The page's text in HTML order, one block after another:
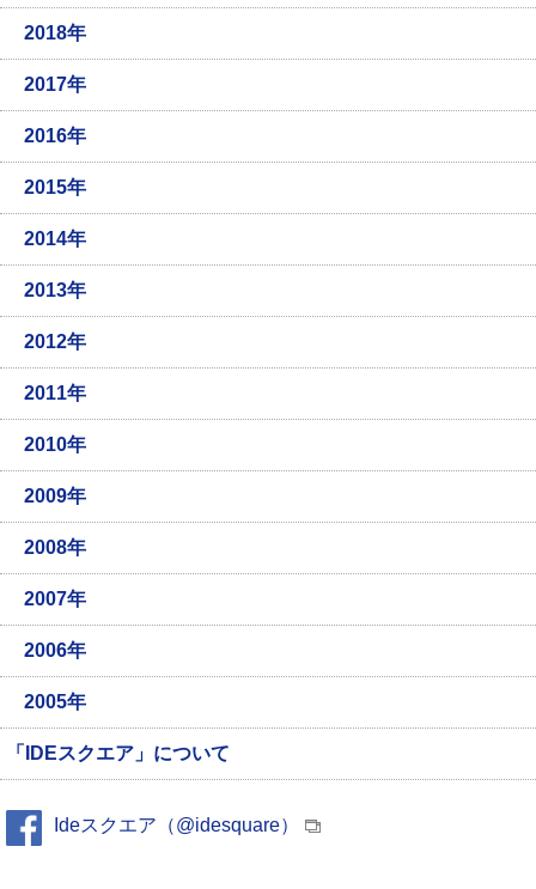
2018年
2017年
2016年
2015年
2014年
2013年
2012年
2011年
2010年
2009年
2008年
2007年
2006年
2005年
「IDEスクエア」について
Ideスクエア（@idesquare）